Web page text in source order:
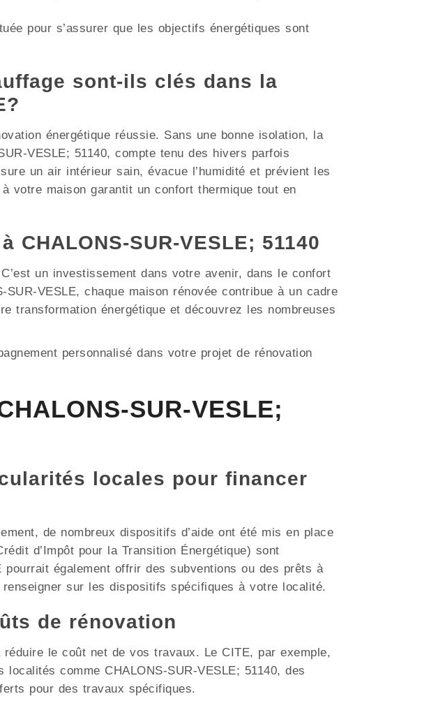
pour s’assurer que les objectifs énergétiques sont
sont-ils clés dans la
énergétique réussie. Sans une bonne isolation, la
VESLE; 51140, compte tenu des hivers parfois
un air intérieur sain, évacue l’humidité et prévient les
votre maison garantit un confort thermique tout en
SUR-VESLE; 51140
un investissement dans votre avenir, dans le confort
VESLE, chaque maison rénovée contribue à un cadre
transformation énergétique et découvrez les nombreuses
personnalisé dans votre projet de rénovation
SUR-VESLE;
locales pour financer
de nombreux dispositifs d’aide ont été mis en place
d’Impôt pour la Transition Énergétique) sont
également offrir des subventions ou des prêts à
sur les dispositifs spécifiques à votre localité.
de rénovation
le coût net de vos travaux. Le CITE, par exemple,
comme CHALONS-SUR-VESLE; 51140, des
pour des travaux spécifiques.